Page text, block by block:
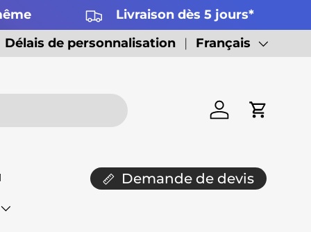
Livraison dès 5 jours*
Délais de personnalisation Langue
Français
Se connecter
Panier
Demande de devis